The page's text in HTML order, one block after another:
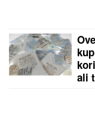
ali